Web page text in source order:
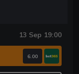
13 Sep 19:00
6.00